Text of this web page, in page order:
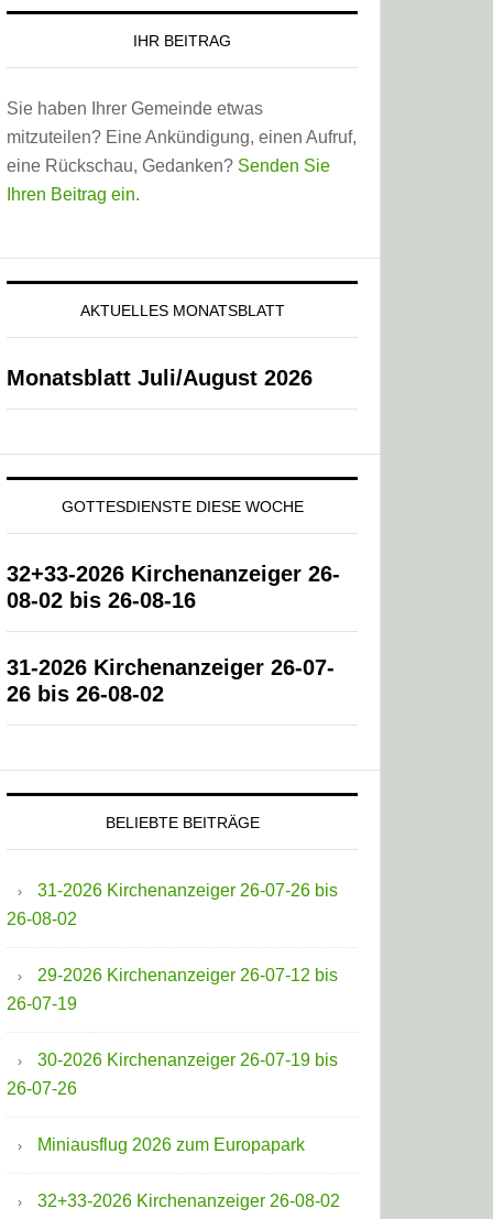
IHR BEITRAG
Sie haben Ihrer Gemeinde etwas
mitzuteilen? Eine Ankündigung, einen Aufruf,
eine Rückschau, Gedanken? Senden Sie
Ihren Beitrag ein.
AKTUELLES MONATSBLATT
Monatsblatt Juli/August 2026
GOTTESDIENSTE DIESE WOCHE
32+33-2026 Kirchenanzeiger 26-
08-02 bis 26-08-16
31-2026 Kirchenanzeiger 26-07-
26 bis 26-08-02
BELIEBTE BEITRÄGE
31-2026 Kirchenanzeiger 26-07-26 bis
26-08-02
29-2026 Kirchenanzeiger 26-07-12 bis
26-07-19
30-2026 Kirchenanzeiger 26-07-19 bis
26-07-26
Miniausflug 2026 zum Europapark
32+33-2026 Kirchenanzeiger 26-08-02